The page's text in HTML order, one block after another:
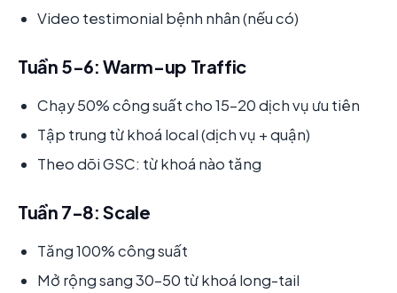
Video testimonial bệnh nhân (nếu có)
Tuần 5-6: Warm-up Traffic
Chạy 50% công suất cho 15-20 dịch vụ ưu tiên
Tập trung từ khoá local (dịch vụ + quận)
Theo dõi GSC: từ khoá nào tăng
Tuần 7-8: Scale
Tăng 100% công suất
Mở rộng sang 30-50 từ khoá long-tail